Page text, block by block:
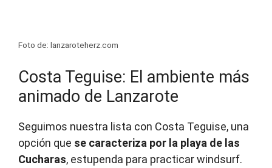
Foto de: lanzaroteherz.com
Costa Teguise: El ambiente más
animado de Lanzarote
Seguimos nuestra lista con Costa Teguise, una
opción que se caracteriza por la playa de las
Cucharas, estupenda para practicar windsurf.